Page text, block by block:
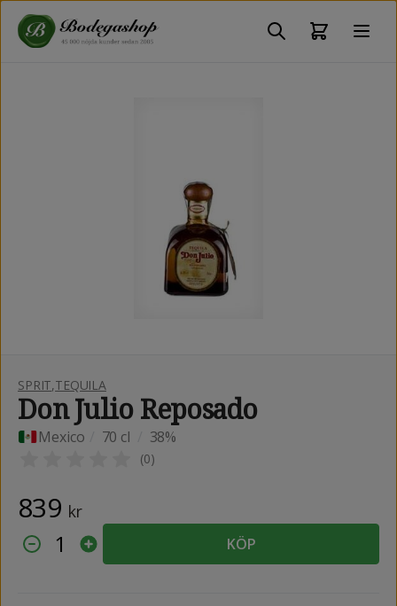
SPRIT,TEQUILA
Don Julio Reposado
Mexico 70 cl 38%
(0)
839 kr
1 KÖP